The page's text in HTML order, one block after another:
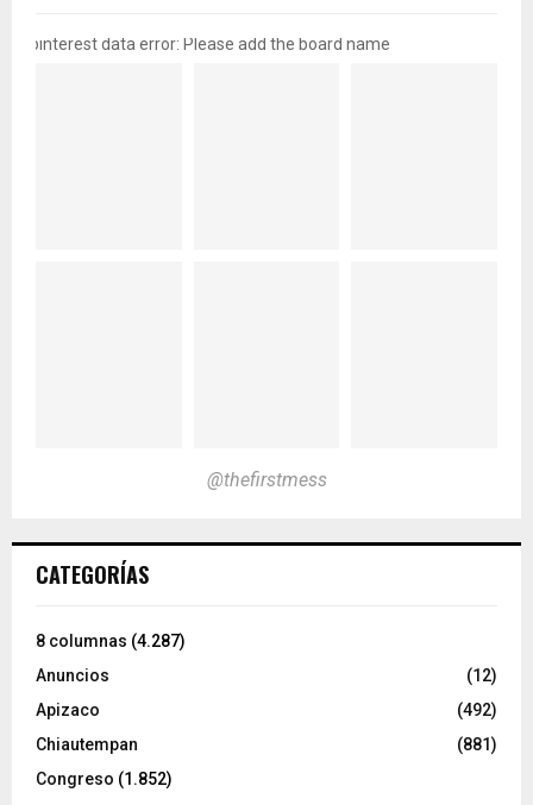
pinterest data error: Please add the board name
@thefirstmess
CATEGORÍAS
8 columnas (4.287)
Anuncios
(12)
Apizaco
(492)
Chiautempan
(881)
Congreso (1.852)